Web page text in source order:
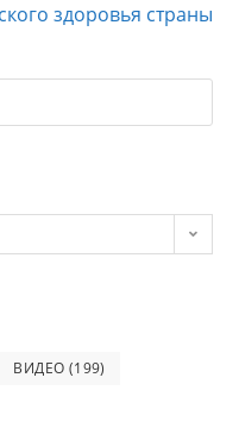
здоровья страны
ВИДЕО (199)